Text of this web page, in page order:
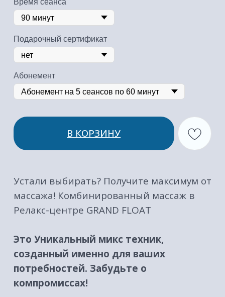
Устали выбирать? Получите максимум от
Релакс-центре GRAND FLOAT
Это Уникальный микс техник,
созданный именно для ваших
потребностей. Забудьте о
компромиссах!
Что вас ждет?
Это не просто массаж, а персональный
ритуал, где мастер виртуозно сочетает
движениями шведского массажа.
•Проработка мышц и снятие зажимов
•Расслабление и снятие стресса
•Энергетический подъемот техник
лимфодренажа.
Мастер подберет идеальный коктейль
из методик именно для вас: чтобы снять
напряжение после офиса, успокоить